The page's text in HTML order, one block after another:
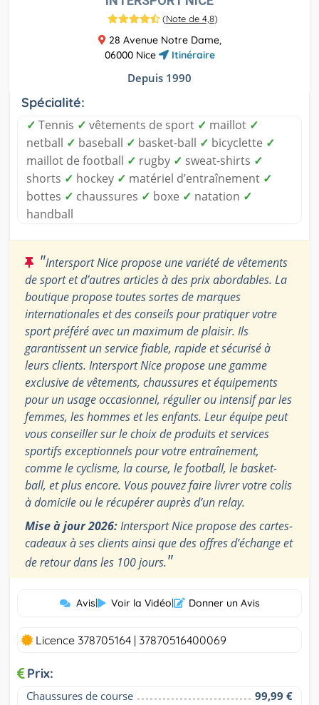
(Note de 4,8)
28 Avenue Notre Dame,
06000 Nice
Itinéraire
Depuis 1990
Spécialité:
✓ Tennis ✓ vêtements de sport ✓ maillot ✓
netball ✓ baseball ✓ basket-ball ✓ bicyclette ✓
maillot de football ✓ rugby ✓ sweat-shirts ✓
shorts ✓ hockey ✓ matériel d’entraînement ✓
bottes ✓ chaussures ✓ boxe ✓ natation ✓
handball
"Intersport Nice propose une variété de vêtements
de sport et d’autres articles à des prix abordables. La
boutique propose toutes sortes de marques
internationales et des conseils pour pratiquer votre
sport préféré avec un maximum de plaisir. Ils
garantissent un service fiable, rapide et sécurisé à
leurs clients. Intersport Nice propose une gamme
exclusive de vêtements, chaussures et équipements
pour un usage occasionnel, régulier ou intensif par les
femmes, les hommes et les enfants. Leur équipe peut
vous conseiller sur le choix de produits et services
sportifs exceptionnels pour votre entraînement,
comme le cyclisme, la course, le football, le basket-
ball, et plus encore. Vous pouvez faire livrer votre colis
à domicile ou le récupérer auprès d’un relay.
Mise à jour 2026:Intersport Nice propose des cartes-
cadeaux à ses clients ainsi que des offres d’échange et
de retour dans les 100 jours."
Avis| Voir la Vidéo| Donner un Avis
Licence 378705164 | 37870516400069
Prix:
Chaussures de course
99,99 €